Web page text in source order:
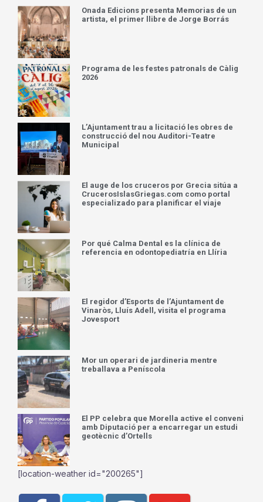
Onada Edicions presenta Memorias de un
artista, el primer llibre de Jorge Borrás
Programa de les festes patronals de Càlig
2026
L’Ajuntament trau a licitació les obres de
construcció del nou Auditori-Teatre
Municipal
El auge de los cruceros por Grecia sitúa a
CrucerosIslasGriegas.com como portal
especializado para planificar el viaje
Por qué Calma Dental es la clínica de
referencia en odontopediatría en Llíria
El regidor d’Esports de l’Ajuntament de
Vinaròs, Lluís Adell, visita el programa
Jovesport
Mor un operari de jardineria mentre
treballava a Peníscola
El PP celebra que Morella active el conveni
amb Diputació per a encarregar un estudi
geotècnic d’Ortells
[location-weather id="200265"]